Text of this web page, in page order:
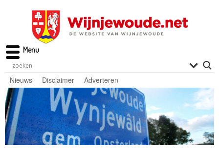
Nieuws Disclaimer Adverteren
Menu